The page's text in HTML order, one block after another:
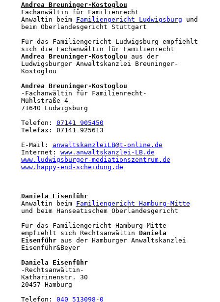
Andrea Breuninger-Kostoglou
Fachanwältin für Familienrecht
Anwältin beim Familiengericht Ludwigsburg und
beim Oberlandesgericht Stuttgart
Für das Familiengericht Ludwigsburg empfiehlt
Andrea Breuninger-Kostoglou aus der
Ludwigsburger Anwaltskanzlei Breuninger-
Kostoglou
Andrea Breuninger-Kostoglou
-Fachanwältin für Familienrecht-
Mühlstraße 4
71640 Ludwigsburg
Telefon: 07141 905450
Telefax: 07141 925613
E-Mail: anwaltskanzleiLB@t-online.de
Internet: www.anwaltskanzlei-LB.de
www.ludwigsburger-mediationszentrum.de
www.happy-end-scheidung.de
Daniela Eisenführ
Anwältin beim Familiengericht Hamburg-Mitte
und beim Hanseatischem Oberlandesgericht
Für das Familiengericht Hamburg-Mitte
empfiehlt sich Rechtsanwältin Daniela
Eisenführ aus der Hamburger Anwaltskanzlei
Eisenführ&Beyer
Daniela Eisenführ
-Rechtsanwältin-
Katharinenstr. 30
20457 Hamburg
Telefon: 040 513098-0